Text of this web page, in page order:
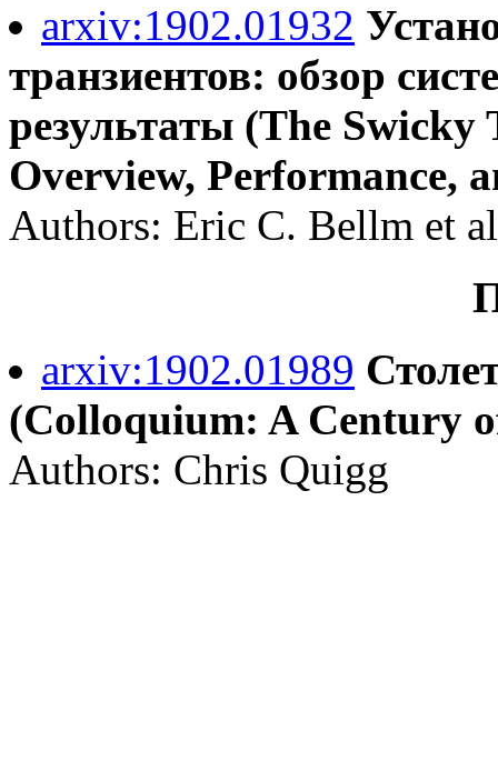
arxiv:1902.01932
транзиентов: обзор
результаты (The
Overview, Performance,
Authors: Eric C. Bellm et
arxiv:1902.01989
(Colloquium: A Century
Authors: Chris Quigg